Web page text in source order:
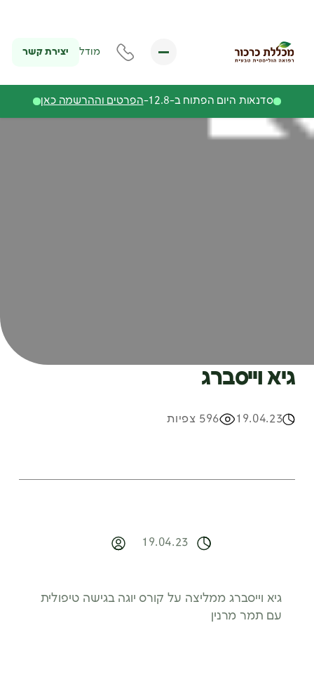
מודל יצירת קשר
סדנאות היום הפתוח ב-12.8- הפרטים וההרשמה כאן
גיא וייסברג
19.04.23 596 צפיות
19.04.23
גיא וייסברג ממליצה על קורס יוגה בגישה טיפולית
עם תמר מרנין